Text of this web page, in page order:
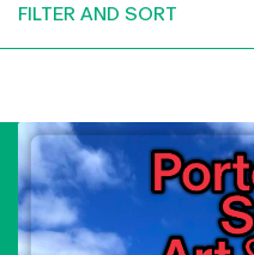
FILTER AND SORT